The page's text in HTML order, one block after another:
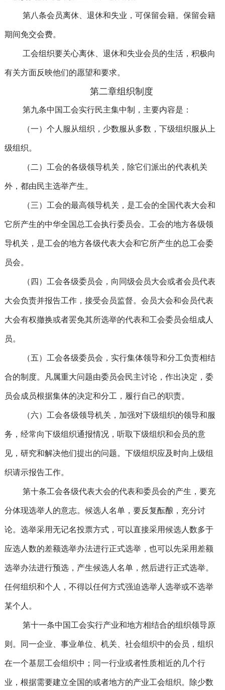
第八条会员离休、退休和失业，可保留会籍。保留会籍
期间免交会费。
工会组织要关心离休、退休和失业会员的生活，积极向
有关方面反映他们的愿望和要求。
第二章组织制度
第九条中国工会实行民主集中制，主要内容是：
（一）个人服从组织，少数服从多数，下级组织服从上
级组织。
（二）工会的各级领导机关，除它们派出的代表机关
外，都由民主选举产生。
（三）工会的最高领导机关，是工会的全国代表大会和
它所产生的中华全国总工会执行委员会。工会的地方各级领
导机关，是工会的地方各级代表大会和它所产生的总工会委
员会。
（四）工会各级委员会，向同级会员大会或者会员代表
大会负责并报告工作，接受会员监督。会员大会和会员代表
大会有权撤换或者罢免其所选举的代表和工会委员会组成人
员。
（五）工会各级委员会，实行集体领导和分工负责相结
合的制度。凡属重大问题由委员会民主讨论，作出决定，委
员会成员根据集体的决定和分工，履行自己的职责。
（六）工会各级领导机关，加强对下级组织的领导和服
务，经常向下级组织通报情况，听取下级组织和会员的意
见，研究和解决他们提出的问题。下级组织应及时向上级组
织请示报告工作。
第十条工会各级代表大会的代表和委员会的产生，要充
分体现选举人的意志。候选人名单，要反复酝酿，充分讨
论。选举采用无记名投票方式，可以直接采用候选人数多于
应选人数的差额选举办法进行正式选举，也可以先采用差额
选举办法进行预选，产生候选人名单，然后进行正式选举。
任何组织和个人，不得以任何方式强迫选举人选举或不选举
某个人。
第十一条中国工会实行产业和地方相结合的组织领导原
则。同一企业、事业单位、机关、社会组织中的会员，组织
在一个基层工会组织中；同一行业或者性质相近的几个行
业，根据需要建立全国的或者地方的产业工会组织。除少数